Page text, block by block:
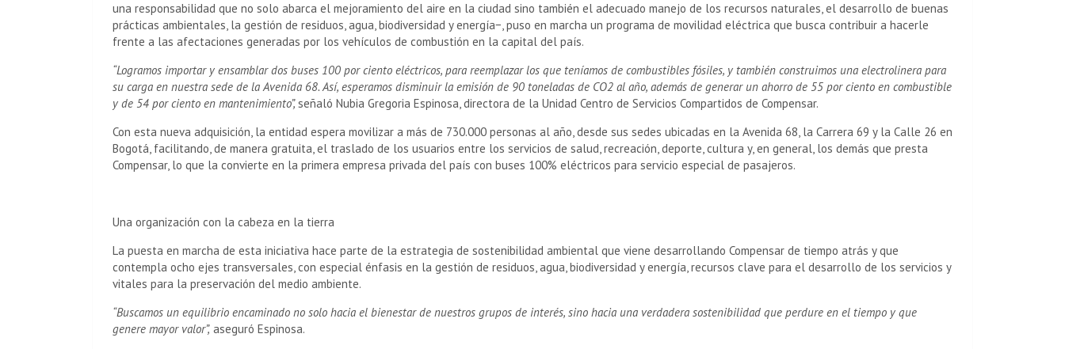
una responsabilidad que no solo abarca el mejoramiento del aire en la ciudad sino también el adecuado manejo de los recursos naturales, el desarrollo de buenas
prácticas ambientales, la gestión de residuos, agua, biodiversidad y energía−, puso en marcha un programa de movilidad eléctrica que busca contribuir a hacerle
frente a las afectaciones generadas por los vehículos de combustión en la capital del país.
“Logramos importar y ensamblar dos buses 100 por ciento eléctricos, para reemplazar los que teníamos de combustibles fósiles, y también construimos una electrolinera para
su carga en nuestra sede de la Avenida 68. Así, esperamos disminuir la emisión de 90 toneladas de CO2 al año, además de generar un ahorro de 55 por ciento en combustible
y de 54 por ciento en mantenimiento”,señaló Nubia Gregoria Espinosa, directora de la Unidad Centro de Servicios Compartidos de Compensar.
Con esta nueva adquisición, la entidad espera movilizar a más de 730.000 personas al año, desde sus sedes ubicadas en la Avenida 68, la Carrera 69 y la Calle 26 en
Bogotá, facilitando, de manera gratuita, el traslado de los usuarios entre los servicios de salud, recreación, deporte, cultura y, en general, los demás que presta
Compensar, lo que la convierte en la primera empresa privada del país con buses 100% eléctricos para servicio especial de pasajeros.
Una organización con la cabeza en la tierra
La puesta en marcha de esta iniciativa hace parte de la estrategia de sostenibilidad ambiental que viene desarrollando Compensar de tiempo atrás y que
contempla ocho ejes transversales, con especial énfasis en la gestión de residuos, agua, biodiversidad y energía, recursos clave para el desarrollo de los servicios y
vitales para la preservación del medio ambiente.
“Buscamos un equilibrio encaminado no solo hacia el bienestar de nuestros grupos de interés, sino hacia una verdadera sostenibilidad que perdure en el tiempo y que
genere mayor valor”, aseguró Espinosa.